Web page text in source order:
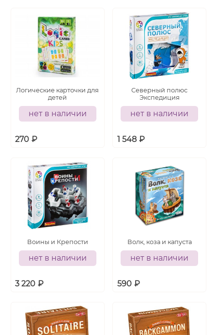
Логические карточки для
детей
нет в наличии
270 ₽
Северный полюс
Экспедиция
нет в наличии
1 548 ₽
Воины и Крепости
нет в наличии
3 220 ₽
Волк, коза и капуста
нет в наличии
590 ₽